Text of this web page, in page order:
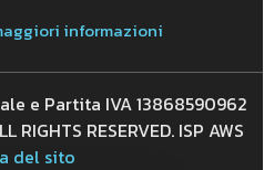
informazioni
e Partita IVA 13868590962
RESERVED. ISP AWS
del sito